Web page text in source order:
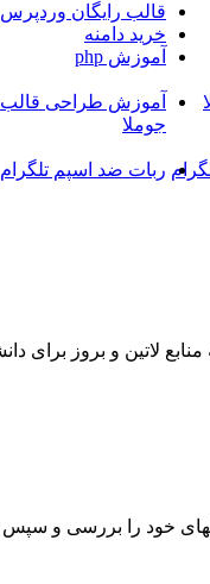
قالب رایگان وردپرس
خرید دامنه
آموزش php
آموزش طراحی قالب
جوملا
ربات ضد اسپم تلگرام